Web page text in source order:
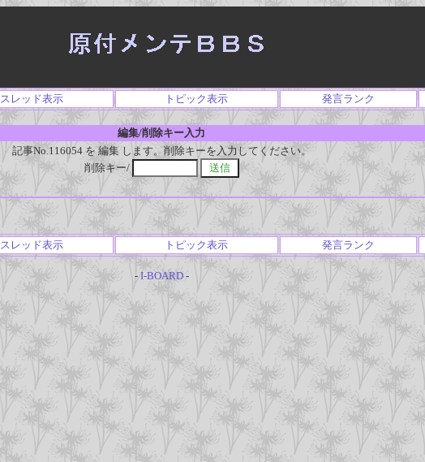
スレッド表示 トピック表示 発言ランク
編集/削除キー入力
記事No.116054 を 編集 します。削除キーを入力してください。
削除キー/
スレッド表示 トピック表示 発言ランク
- I-BOARD-